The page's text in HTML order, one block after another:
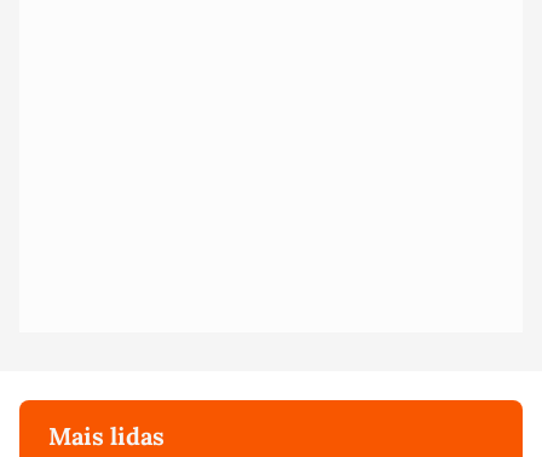
Mais lidas